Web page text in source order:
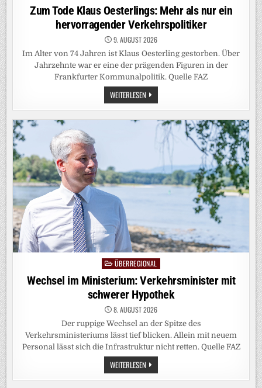
in
Zum Tode Klaus Oesterlings: Mehr als nur ein
hervorragender Verkehrspolitiker
9. AUGUST 2026
Im Alter von 74 Jahren ist Klaus Oesterling gestorben. Über
Jahrzehnte war er eine der prägenden Figuren in der
Frankfurter Kommunalpolitik. Quelle FAZ
WEITERLESEN ZUM
TODE
KLAUS
OESTERLINGS:
MEHR
VERKEHRSPOLITIKER
Posted
in
ÜBERREGIONAL
Wechsel im Ministerium: Verkehrsminister mit
schwerer Hypothek
8. AUGUST 2026
Der ruppige Wechsel an der Spitze des
Verkehrsministeriums lässt tief blicken. Allein mit neuem
Personal lässt sich die Infrastruktur nicht retten. Quelle FAZ
WEITERLESEN WECHSEL
IM
MINISTERIUM: